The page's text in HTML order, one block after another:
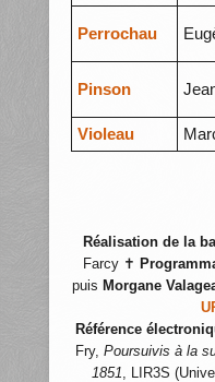
Perrochau
Pinson
Violeau
Réalisation de la
Farcy ✝
puis Morgane
Référence
Fry, Poursuivis à la
1851, LIR3S